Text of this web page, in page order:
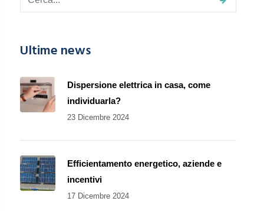
Ultime news
Dispersione elettrica in casa, come
individuarla?
23 Dicembre 2024
Efficientamento energetico, aziende e
incentivi
17 Dicembre 2024